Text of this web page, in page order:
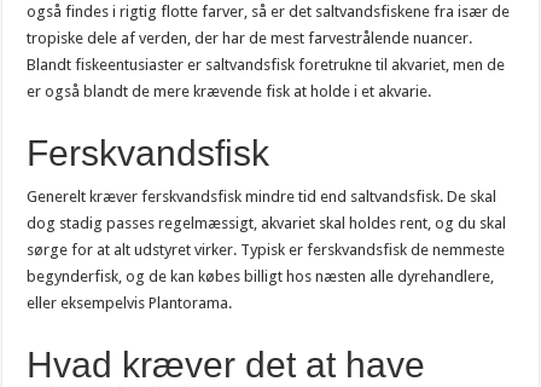
også findes i rigtig flotte farver, så er det saltvandsfiskene fra især de
tropiske dele af verden, der har de mest farvestrålende nuancer.
Blandt fiskeentusiaster er saltvandsfisk foretrukne til akvariet, men de
er også blandt de mere krævende fisk at holde i et akvarie.
Ferskvandsfisk
Generelt kræver ferskvandsfisk mindre tid end saltvandsfisk. De skal
dog stadig passes regelmæssigt, akvariet skal holdes rent, og du skal
sørge for at alt udstyret virker. Typisk er ferskvandsfisk de nemmeste
begynderfisk, og de kan købes billigt hos næsten alle dyrehandlere,
eller eksempelvis Plantorama.
Hvad kræver det at have